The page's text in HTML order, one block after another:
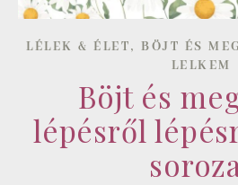
LÉLEK & ÉLET, BÖJT ÉS
LELKEM
Böjt és
lépésről